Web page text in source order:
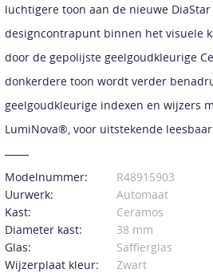
luchtigere toon aan de nieuwe
designcontrapunt binnen het visuele
door de gepolijste geelgoudkleurige
donkerdere toon wordt verder
geelgoudkleurige indexen en wijzers
LumiNova®, voor uitstekende
Modelnummer:
R48915903
Uurwerk:
Automaat
Kast:
Ceramos
Diameter kast:
38 mm
Glas:
Saffierglas
Wijzerplaat kleur:
Zwart